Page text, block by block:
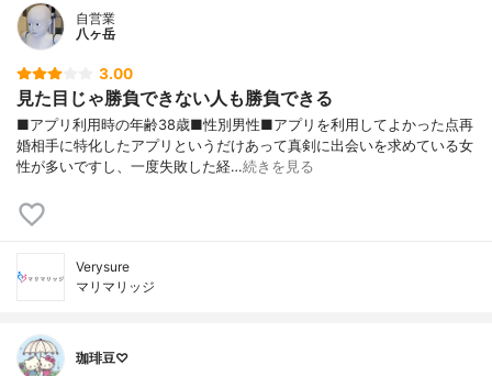
自営業
八ヶ岳
3.00
見た目じゃ勝負できない人も勝負できる
■アプリ利用時の年齢38歳■性別男性■アプリを利用してよかった点再
婚相手に特化したアプリというだけあって真剣に出会いを求めている女
性が多いですし、一度失敗した経…続きを見る
Verysure
マリマリッジ
珈琲豆♡